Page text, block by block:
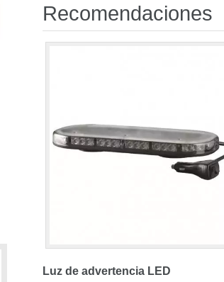
Recomendaciones
Luz de advertencia LED